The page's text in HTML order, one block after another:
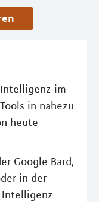
im
in nahezu
heute
Google Bard,
in der
Intelligenz